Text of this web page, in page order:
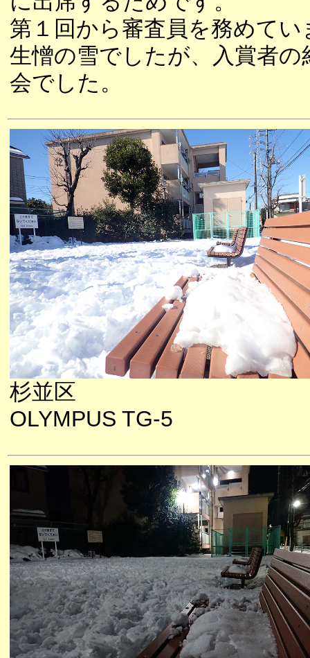
第１回から審査員を務めてい
生憎の雪でしたが、入賞者
会でした。
杉並区
OLYMPUS TG-5